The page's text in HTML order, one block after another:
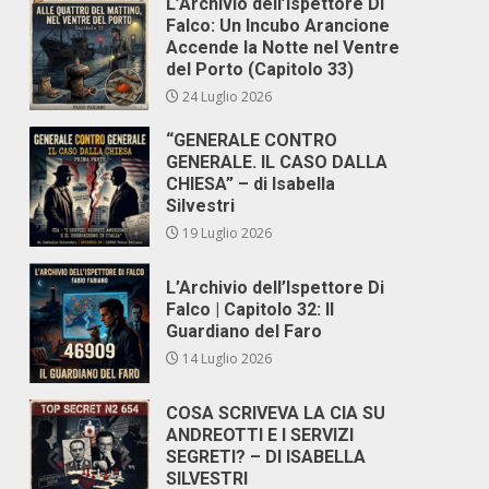
Falco: Un Incubo Arancione
Accende la Notte nel Ventre
del Porto (Capitolo 33)
24 Luglio 2026
“GENERALE CONTRO
GENERALE. IL CASO DALLA
CHIESA” – di Isabella
Silvestri
19 Luglio 2026
L’Archivio dell’Ispettore Di
Falco | Capitolo 32: Il
Guardiano del Faro
14 Luglio 2026
COSA SCRIVEVA LA CIA SU
ANDREOTTI E I SERVIZI
SEGRETI? – DI ISABELLA
SILVESTRI